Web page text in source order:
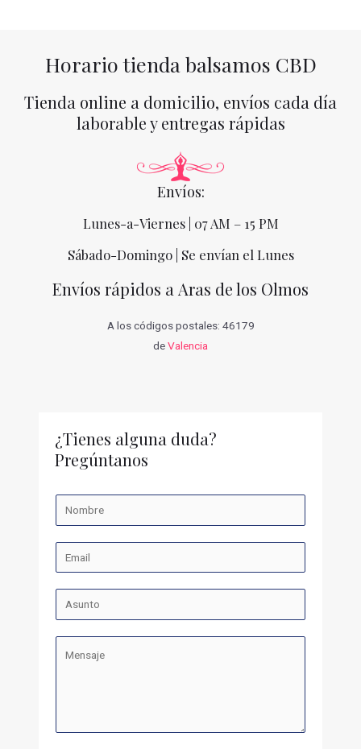
Horario tienda balsamos CBD
Tienda online a domicilio, envíos cada día
laborable y entregas rápidas
Envíos:
Lunes-a-Viernes | 07 AM – 15 PM
Sábado-Domingo | Se envían el Lunes
Envíos rápidos a Aras de los Olmos
A los códigos postales: 46179
deValencia
¿Tienes alguna duda?
Pregúntanos